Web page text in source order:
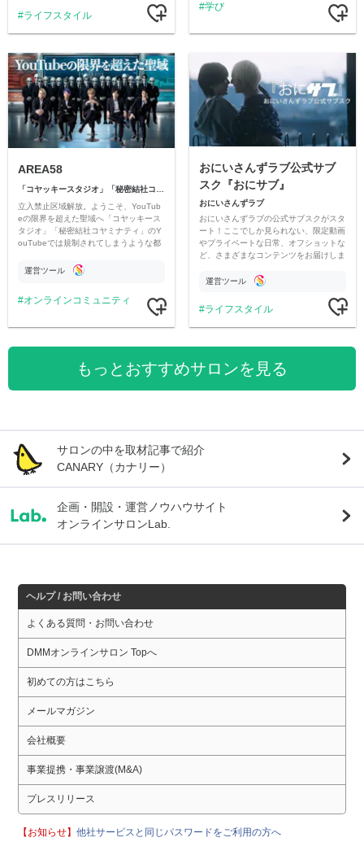
ライフスタイル
学び
AREA58
立入禁止区域解放。ようこそ、YouTub
eの限界を超えた聖域へ「コヤッキース
タジオ」「秘密結社コヤミナティ」のY
ouTubeでは規制されてしまうような都
公開。
運営ツール
オンラインコミュニティ
おにいさんずラブ公式サブ
スク『おにサブ』
おにいさんずラブ
おにいさんずラブの公式サブスクがスタ
ート！ここでしか見られない、限定動画
やプライベートな日常、オフショットな
ど、さまざまなコンテンツをお届けしま
運営ツール
ライフスタイル
もっとおすすめサロンを見る
サロンの中を取材記事で紹介
CANARY（カナリー）
企画・開設・運営ノウハウサイト
オンラインサロンLab.
ヘルプ / お問い合わせ
よくある質問・お問い合わせ
DMMオンラインサロン Topへ
初めての方はこちら
メールマガジン
会社概要
事業提携・事業譲渡(M&A)
プレスリリース
【お知らせ】他社サービスと同じパスワードをご利用の方へ